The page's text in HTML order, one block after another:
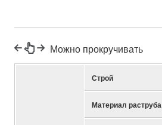
Можно прокручивать
Строй
Материал раструба